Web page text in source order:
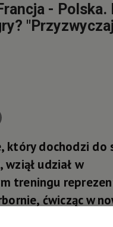
- Polska.
który dochodzi do
wziął udział w
treningu
ćwicząc w
We wtorek